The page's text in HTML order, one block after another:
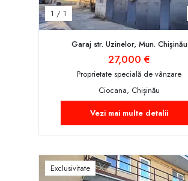
1 / 1
Garaj str. Uzinelor, Mun. Chișinău
27,000 €
Proprietate specială de vânzare
Ciocana, Chișinău
Vezi mai multe detalii
Exclusivitate